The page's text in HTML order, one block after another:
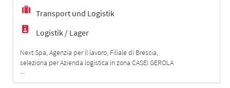
hochladen
Anmelden
Sprache
Transport und Logistik
Logistik / Lager
Next Spa, Agenzia per il lavoro, Filiale di Brescia,
seleziona per Azienda logistica in zona CASEI GEROLA
(PV) per un picco di lavoro di 2 mesi MAGAZZINIERE
MULETTISTA MANSIONI: - carico/scarico - picking -
...